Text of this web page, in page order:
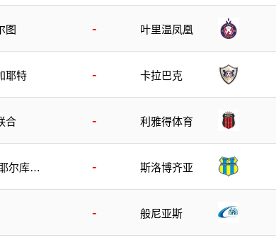
图 - 叶里温凤凰
耶特 - 卡拉巴克
合 - 利雅得体育
尔库雷
- 斯洛博齐亚
- 般尼亚斯